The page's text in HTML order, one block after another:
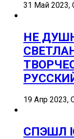
31 Май 2023,
НЕ
19 Апр 2023,
СПЭШЛ